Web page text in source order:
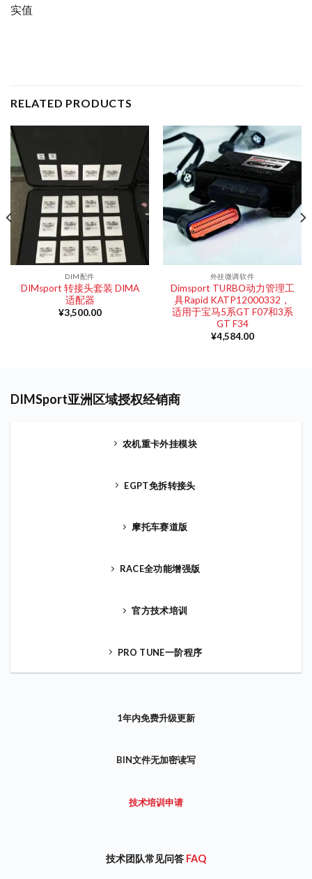
实值
RELATED PRODUCTS
DIM配件
DIMsport 转接头套装 DIMA
适配器
¥3,500.00
外挂微调软件
Dimsport TURBO动力管理工
具Rapid KATP12000332，
适用于宝马5系GT F07和3系
GT F34
¥4,584.00
DIMSport亚洲区域授权经销商
农机重卡外挂模块
EGPT免拆转接头
摩托车赛道版
RACE全功能增强版
官方技术培训
PRO TUNE一阶程序
1年内免费升级更新
BIN文件无加密读写
技术培训申请
技术团队常见问答 FAQ